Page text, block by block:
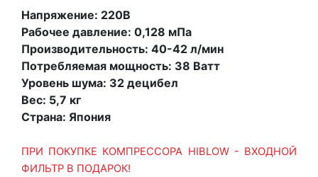
Напряжение: 220В
Рабочее давление: 0,128 мПа
Производительность: 40-42 л/мин
Потребляемая мощность: 38 Ватт
Уровень шума: 32 децибел
Вес: 5,7 кг
Страна: Япония
ПРИ ПОКУПКЕ КОМПРЕССОРА HIBLOW - ВХОДНОЙ
ФИЛЬТР В ПОДАРОК!